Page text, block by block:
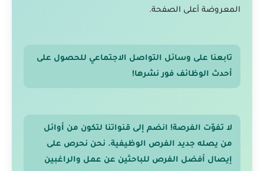
المعروضة أعلى الصفحة.
تابعنا على وسائل التواصل الاجتماعي للحصول على
أحدث الوظائف فور نشرها!
لا تفوّت الفرصة! انضم إلى قنواتنا لتكون من أوائل
من يصله جديد الفرص الوظيفية. نحن نحرص على
إيصال أفضل الفرص للباحثين عن عمل والراغبين